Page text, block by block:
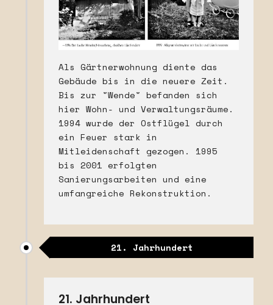
Als Gärtnerwohnung diente das
Gebäude bis in die neuere Zeit.
Bis zur "Wende" befanden sich
hier Wohn- und Verwaltungsräume.
1994 wurde der Ostflügel durch
ein Feuer stark in
Mitleidenschaft gezogen. 1995
bis 2001 erfolgten
Sanierungsarbeiten und eine
umfangreiche Rekonstruktion.
21. Jahrhundert
21. Jahrhundert